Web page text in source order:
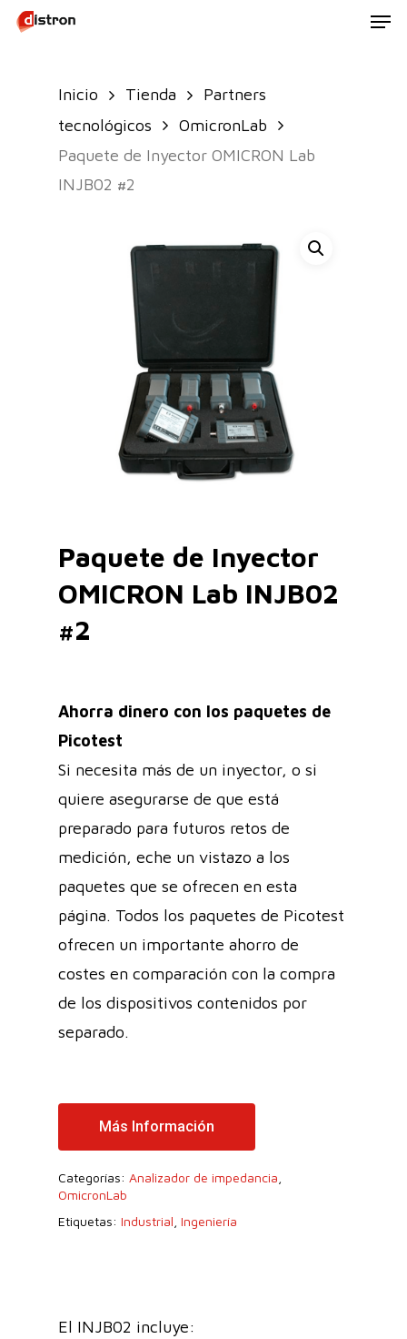
Skip
Inicio Tienda
Partners
tecnológicos
OmicronLab
Paquete de Inyector OMICRON Lab
INJB02 #2
Paquete de Inyector
OMICRON Lab INJB02
#2
Ahorra dinero con los paquetes de
Picotest
Si necesita más de un inyector, o si
quiere asegurarse de que está
preparado para futuros retos de
medición, eche un vistazo a los
paquetes que se ofrecen en esta
página. Todos los paquetes de Picotest
ofrecen un importante ahorro de
costes en comparación con la compra
de los dispositivos contenidos por
separado.
Más Información
Categorías: Analizador de impedancia
OmicronLab
Etiquetas: Industrial Ingeniería
El INJB02 incluye: